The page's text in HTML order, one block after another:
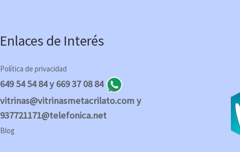
Enlaces de Interés
Política de privacidad
649 54 54 84 y 669 37 08 84
vitrinas@vitrinasmetacrilato.com y
937721171@telefonica.net
Blog